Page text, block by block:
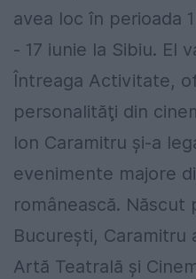
avea loc în perioada
- 17 iunie la Sibiu. El
Întreaga Activitate,
personalităţi din
Ion Caramitru şi-a
evenimente majore
românească. Născut
Bucureşti,
Artă Teatrală şi